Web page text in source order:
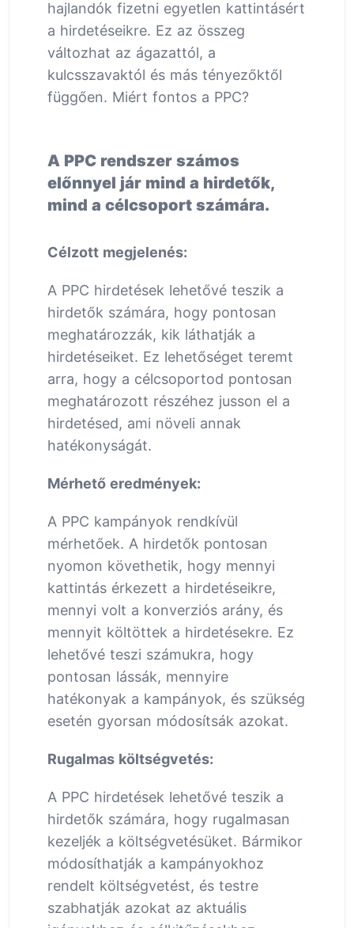
hajlandók fizetni egyetlen kattintásért
a hirdetéseikre. Ez az összeg
változhat az ágazattól, a
kulcsszavaktól és más tényezőktől
függően. Miért fontos a PPC?
A PPC rendszer számos
előnnyel jár mind a hirdetők,
mind a célcsoport számára.
Célzott megjelenés:
A PPC hirdetések lehetővé teszik a
hirdetők számára, hogy pontosan
meghatározzák, kik láthatják a
hirdetéseiket. Ez lehetőséget teremt
arra, hogy a célcsoportod pontosan
meghatározott részéhez jusson el a
hirdetésed, ami növeli annak
hatékonyságát.
Mérhető eredmények:
A PPC kampányok rendkívül
mérhetőek. A hirdetők pontosan
nyomon követhetik, hogy mennyi
kattintás érkezett a hirdetéseikre,
mennyi volt a konverziós arány, és
mennyit költöttek a hirdetésekre. Ez
lehetővé teszi számukra, hogy
pontosan lássák, mennyire
hatékonyak a kampányok, és szükség
esetén gyorsan módosítsák azokat.
Rugalmas költségvetés:
A PPC hirdetések lehetővé teszik a
hirdetők számára, hogy rugalmasan
kezeljék a költségvetésüket. Bármikor
módosíthatják a kampányokhoz
rendelt költségvetést, és testre
szabhatják azokat az aktuális